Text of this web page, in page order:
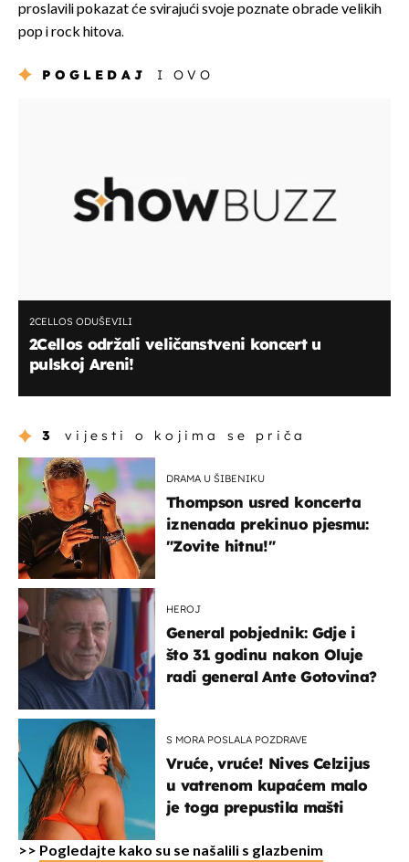
proslavili pokazat će svirajući svoje poznate obrade velikih
pop i rock hitova.
POGLEDAJ I OVO
2CELLOS ODUŠEVILI
2Cellos održali veličanstveni koncert u
pulskoj Areni!
3 vijesti o kojima se priča
DRAMA U ŠIBENIKU
Thompson usred koncerta
iznenada prekinuo pjesmu:
"Zovite hitnu!"
HEROJ
General pobjednik: Gdje i
što 31 godinu nakon Oluje
radi general Ante Gotovina?
S MORA POSLALA POZDRAVE
Vruće, vruće! Nives Celzijus
u vatrenom kupaćem malo
je toga prepustila mašti
>> Pogledajte kako su se našalili s glazbenim